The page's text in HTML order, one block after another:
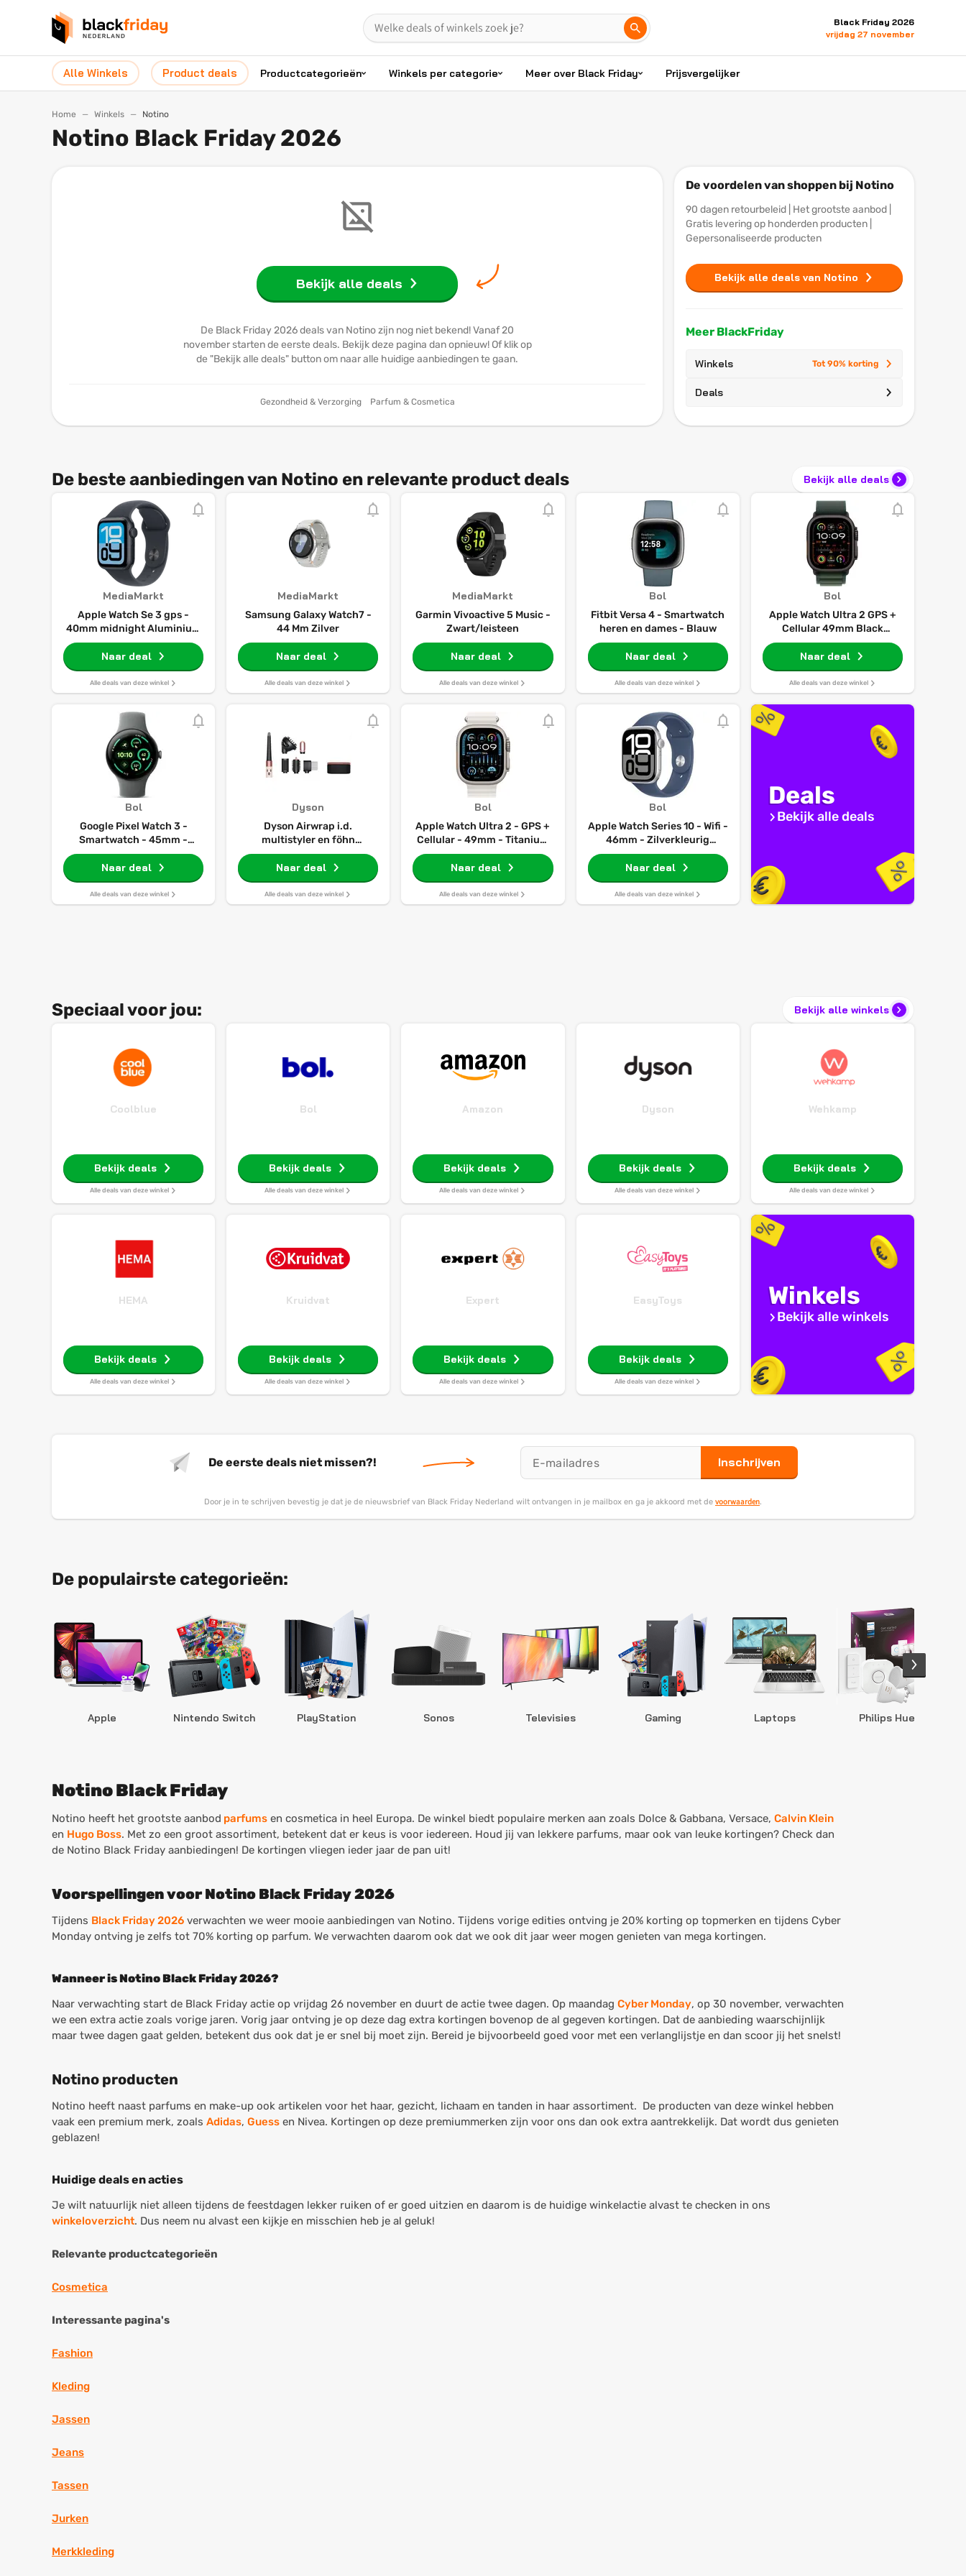
Black Friday 2026
vrijdag 27 november
Alle Winkels Product deals Productcategorieën Winkels per categorie Meer over Black Friday Prijsvergelijker
Home Winkels Notino
Notino Black Friday 2026
Bekijk alle deals
De Black Friday 2026 deals van Notino zijn nog niet bekend! Vanaf 20
november starten de eerste deals. Bekijk deze pagina dan opnieuw! Of klik op
de "Bekijk alle deals" button om naar alle huidige aanbiedingen te gaan.
Gezondheid & Verzorging Parfum & Cosmetica
De voordelen van shoppen bij Notino
90 dagen retourbeleid | Het grootste aanbod |
Gratis levering op honderden producten |
Gepersonaliseerde producten
Bekijk alle deals van Notino
Meer BlackFriday
Winkels Tot 90% korting
Deals
De beste aanbiedingen van Notino en relevante product deals Bekijk alle deals
MediaMarkt
Apple Watch Se 3 gps -
40mm midnight Aluminium
Case Midnight Sport Band
S/m Smartwatch
Naar deal
Alle deals van deze winkel
MediaMarkt
Samsung Galaxy Watch7 -
44 Mm Zilver
Naar deal
Alle deals van deze winkel
MediaMarkt
Garmin Vivoactive 5 Music -
Zwart/leisteen
Naar deal
Alle deals van deze winkel
Bol
Fitbit Versa 4 - Smartwatch
heren en dames - Blauw
Naar deal
Alle deals van deze winkel
Bol
Apple Watch Ultra 2 GPS +
Cellular 49mm Black
Titanium Case with Dark
Green Alpine Loop - Medium
Naar deal
Alle deals van deze winkel
Bol
Google Pixel Watch 3 -
Smartwatch - 45mm -
Grijsgroen/Grijsgroen
Naar deal
Alle deals van deze winkel
Dyson
Dyson Airwrap i.d.
multistyler en föhn
Curly+Coily (Ceramic
Pink/Rose Gold)
Naar deal
Alle deals van deze winkel
Bol
Apple Watch Ultra 2 - GPS +
Cellular - 49mm - Titanium
Case with Wit Ocean Band
Naar deal
Alle deals van deze winkel
Bol
Apple Watch Series 10 - Wifi -
46mm - Zilverkleurig
Aluminium Case met Denim
Sportbandje - M/L
Naar deal
Alle deals van deze winkel
Deals
Bekijk alle deals
Speciaal voor jou: Bekijk alle winkels
Coolblue
Bekijk deals
Alle deals van deze winkel
Bol
Bekijk deals
Alle deals van deze winkel
Amazon
Bekijk deals
Alle deals van deze winkel
Dyson
Bekijk deals
Alle deals van deze winkel
Wehkamp
Bekijk deals
Alle deals van deze winkel
HEMA
Bekijk deals
Alle deals van deze winkel
Kruidvat
Bekijk deals
Alle deals van deze winkel
Expert
Bekijk deals
Alle deals van deze winkel
EasyToys
Bekijk deals
Alle deals van deze winkel
Winkels
Bekijk alle winkels
De eerste deals niet missen?! Inschrijven
Door je in te schrijven bevestig je dat je de nieuwsbrief van Black Friday Nederland wilt ontvangen in je mailbox en ga je akkoord met de voorwaarden.
De populairste categorieën:
Apple Nintendo Switch PlayStation Sonos Televisies Gaming Laptops Philips Hue
Notino Black Friday
Notino heeft het grootste aanbod parfums en cosmetica in heel Europa. De winkel biedt populaire merken aan zoals Dolce & Gabbana, Versace, Calvin Klein
en Hugo Boss. Met zo een groot assortiment, betekent dat er keus is voor iedereen. Houd jij van lekkere parfums, maar ook van leuke kortingen? Check dan
de Notino Black Friday aanbiedingen! De kortingen vliegen ieder jaar de pan uit!
Voorspellingen voor Notino Black Friday 2026
Tijdens Black Friday 2026 verwachten we weer mooie aanbiedingen van Notino. Tijdens vorige edities ontving je 20% korting op topmerken en tijdens Cyber
Monday ontving je zelfs tot 70% korting op parfum. We verwachten daarom ook dat we ook dit jaar weer mogen genieten van mega kortingen.
Wanneer is Notino Black Friday 2026?
Naar verwachting start de Black Friday actie op vrijdag 26 november en duurt de actie twee dagen. Op maandag Cyber Monday, op 30 november, verwachten
we een extra actie zoals vorige jaren. Vorig jaar ontving je op deze dag extra kortingen bovenop de al gegeven kortingen. Dat de aanbieding waarschijnlijk
maar twee dagen gaat gelden, betekent dus ook dat je er snel bij moet zijn. Bereid je bijvoorbeeld goed voor met een verlanglijstje en dan scoor jij het snelst!
Notino producten
Notino heeft naast parfums en make-up ook artikelen voor het haar, gezicht, lichaam en tanden in haar assortiment. De producten van deze winkel hebben
vaak een premium merk, zoals Adidas, Guess en Nivea. Kortingen op deze premiummerken zijn voor ons dan ook extra aantrekkelijk. Dat wordt dus genieten
geblazen!
Huidige deals en acties
Je wilt natuurlijk niet alleen tijdens de feestdagen lekker ruiken of er goed uitzien en daarom is de huidige winkelactie alvast te checken in ons
winkeloverzicht. Dus neem nu alvast een kijkje en misschien heb je al geluk!
Relevante productcategorieën
Cosmetica
Interessante pagina's
Fashion
Kleding
Jassen
Jeans
Tassen
Jurken
Merkkleding